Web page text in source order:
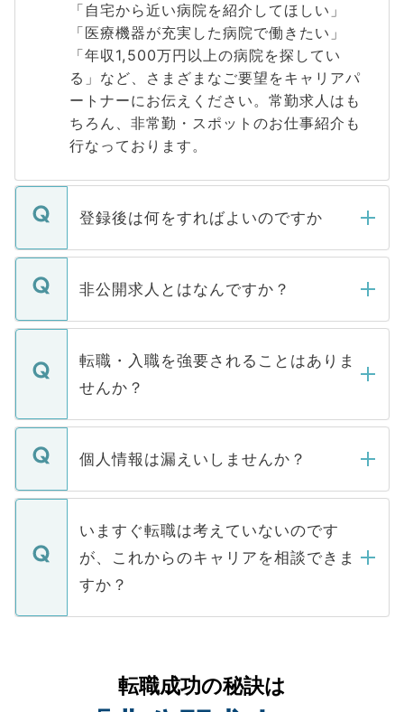
「自宅から近い病院を紹介してほしい」
「医療機器が充実した病院で働きたい」
「年収1,500万円以上の病院を探してい
る」など、さまざまなご要望をキャリアパ
ートナーにお伝えください。常勤求人はも
ちろん、非常勤・スポットのお仕事紹介も
行なっております。
登録後は何をすればよいのですか
ご登録いただきましたら、弊社担当者がご
登録内容を確認し、その後メールもしくは
ます。通常、5営業日以内にはご連絡をせて
いただきますので、しばらくお待ちくださ
非公開求人とはなんですか？
マイナビDOCTORで取り扱っている求人の
うち約3割は、Webサイトからご覧いただ
けない「非公開求人」です。非公開求人は
下記の理由によって、一般には公開してい
ません。
■応募殺到を避けるため 人気のある医療機
関を公にしてしまうと、応募が殺到する場
に、医療機関が求める条件に合った人材の
みを人材紹介会社に依頼するケースが増え
ています。
転職・入職を強要されることはありま
せんか？
転職・入職を強要することは一切ありませ
ん。また、仮に応募先から内定をいただい
定を承諾する必要はありません。内定先へ
の辞退の連絡はキャリアパートナーが行い
個人情報は漏えいしませんか？
個人情報が漏えいすることはありませんの
で、ご安心ください。当サイトからの登録
などで収集したご登録者様の個人情報は、
ご本人のキャリアアップおよび転職活動の
支援を目的に使用いたします。お預かりし
ているすべての個人データはご本人の許可
は、個人情報の取り扱いについての厳密な
管理基準を満たした事業者のみに付与され
いますぐ転職は考えていないのです
が、これからのキャリアを相談できま
すか？
かがいして、現在の医療機関の状況や紹介
経験をまじえながら、適切なアドバイスを
転職成功の秘訣は